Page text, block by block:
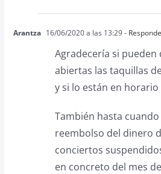
Arantza 16/06/2020 a las 13:29-
Agradecería si pueden
abiertas las taquillas
y si lo están en
También hasta
reembolso del dinero
conciertos
en concreto del mes